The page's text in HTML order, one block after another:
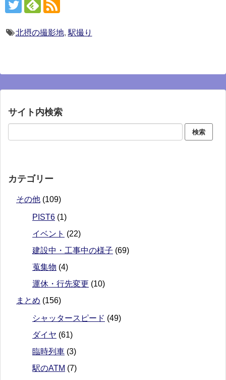
北摂の撮影地,駅撮り
サイト内検索
カテゴリー
その他 (109)
PIST6 (1)
イベント (22)
建設中・工事中の様子 (69)
蒐集物 (4)
運休・行先変更 (10)
まとめ (156)
シャッタースピード (49)
ダイヤ (61)
臨時列車 (3)
駅のATM (7)